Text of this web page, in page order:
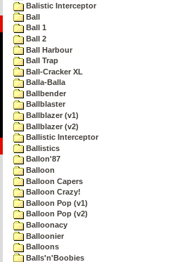
Balistic Interceptor
Ball
Ball 1
Ball 2
Ball Harbour
Ball Trap
Ball-Cracker XL
Balla-Balla
Ballbender
Ballblaster
Ballblazer (v1)
Ballblazer (v2)
Ballistic Interceptor
Ballistics
Ballon'87
Balloon
Balloon Capers
Balloon Crazy!
Balloon Pop (v1)
Balloon Pop (v2)
Balloonacy
Balloonier
Balloons
Balls'n'Boobies